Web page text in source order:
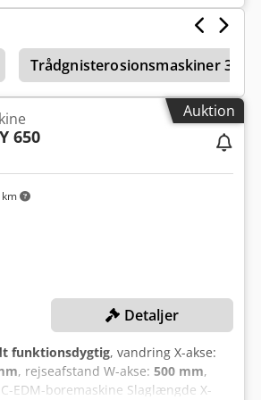
uden testkørsel, som
Trådgnisterosionsmaskiner
Auktion
650
Detaljer
funktionsdygtig, vandring X-akse:
, rejseafstand W-akse: 500 mm,
EDM-boremaskine Slaglængde X-